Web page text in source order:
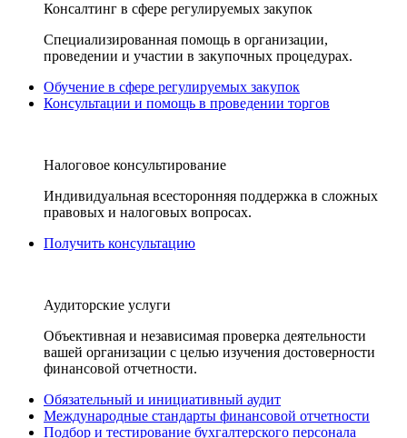
Консалтинг в сфере регулируемых закупок
Специализированная помощь в организации,
проведении и участии в закупочных процедурах.
Обучение в сфере регулируемых закупок
Консультации и помощь в проведении торгов
Налоговое консультирование
Индивидуальная всесторонняя поддержка в сложных
правовых и налоговых вопросах.
Получить консультацию
Аудиторские услуги
Объективная и независимая проверка деятельности
вашей организации с целью изучения достоверности
финансовой отчетности.
Обязательный и инициативный аудит
Международные стандарты финансовой отчетности
Подбор и тестирование бухгалтерского персонала